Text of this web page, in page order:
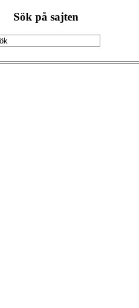
Sök på sajten